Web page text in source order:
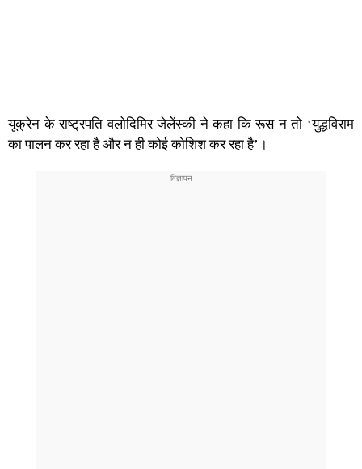
यूक्रेन के राष्ट्रपति वलोदिमिर जेलेंस्की ने कहा कि रूस न तो ‘युद्धविराम
का पालन कर रहा है और न ही कोई कोशिश कर रहा है’।